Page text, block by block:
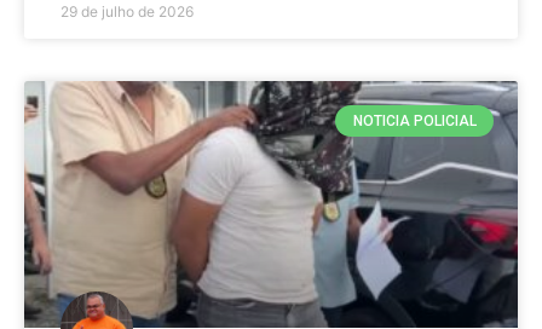
29 de julho de 2026
NOTICIA POLICIAL